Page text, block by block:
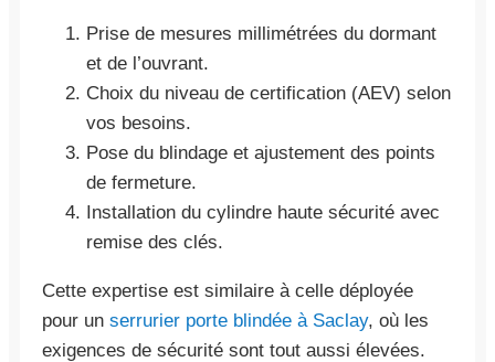
Prise de mesures millimétrées du dormant
et de l’ouvrant.
Choix du niveau de certification (AEV) selon
vos besoins.
Pose du blindage et ajustement des points
de fermeture.
Installation du cylindre haute sécurité avec
remise des clés.
Cette expertise est similaire à celle déployée
pour un serrurier porte blindée à Saclay, où les
exigences de sécurité sont tout aussi élevées.